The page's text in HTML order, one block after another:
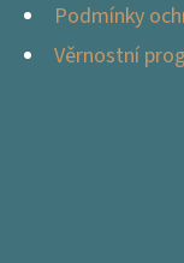
Podmínky
Věrnostní